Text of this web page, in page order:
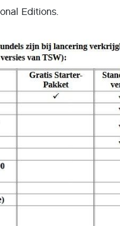
Editions.